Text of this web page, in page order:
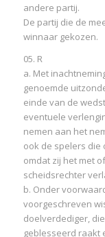
andere partij.
De partij die de
winnaar gekozen.
05. R
a. Met
genoemde
einde van de
eventuele
nemen aan het
ook de spelers die
omdat zij het met
scheidsrechter
b. Onder
voorgeschreven
doelverdediger,
geblesseerd raakt